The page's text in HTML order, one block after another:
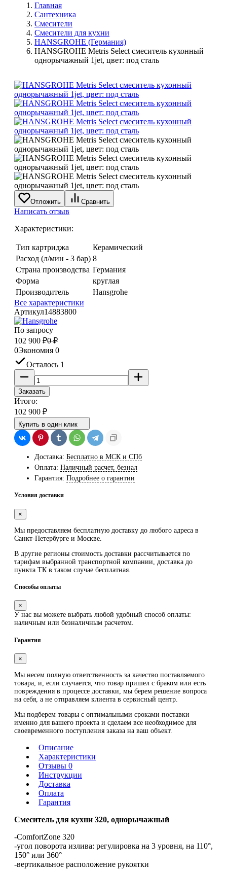
Главная
Сантехника
Смесители
Смесители для кухни
HANSGROHE (Германия)
HANSGROHE Metris Select смеситель кухонный
однорычажный 1jet, цвет: под сталь
Отложить Сравнить
Написать отзыв
Характеристики:
Тип картриджа
Керамический
Расход (л/мин - 3 бар) 8
Страна производства Германия
Форма
круглая
Производитель
Hansgrohe
Все характеристики
Артикул14883800
По запросу
102 900 ₽0 ₽
0Экономия 0
Осталось 1
Заказать
Итого:
102 900 ₽
Купить в один клик
Доставка: Бесплатно в МСК и СПб
Оплата: Наличный расчет, безнал
Гарантия: Подробнее о гарантии
Условия доставки
×
Мы предоставляем бесплатную доставку до любого адреса в
Санкт-Петербурге и Москве.
В другие регионы стоимость доставки рассчитывается по
тарифам выбранной транспортной компании, доставка до
пункта ТК в таком случае бесплатная
Способы оплаты
×
У нас вы можете выбрать любой удобный способ оплаты:
наличным или безналичным расчетом.
Гарантия
×
Мы несем полную ответственность за качество поставляемого
товара, и, если случается, что товар пришел с браком или есть
повреждения в процессе доставки, мы берем решение вопроса
на себя, а не отправляем клиента в сервисный центр.
Мы подберем товары с оптимальными сроками поставки
именно для вашего проекта и сделаем все необходимое для
своевременного поступления заказа на ваш объект.
Описание
Характеристики
Отзывы 0
Инструкции
Доставка
Оплата
Гарантия
Смеситель для кухни 320, однорычажный
-ComfortZone 320
-угол поворота излива: регулировка на 3 уровня, на 110°,
150° или 360°
-вертикальное расположение рукоятки